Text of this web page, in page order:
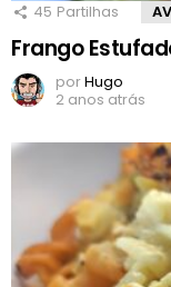
45 Partilhas
Frango
porHugo
2 anos atrás